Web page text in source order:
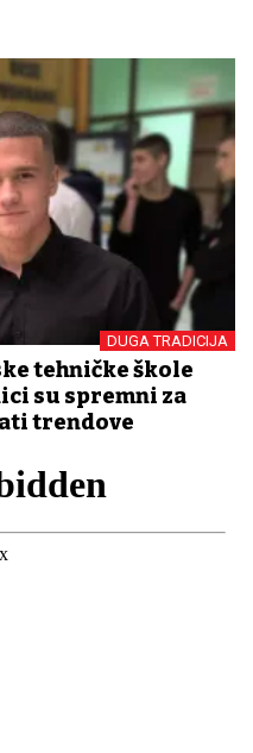
DUGA TRADICIJA
tehničke škole
su spremni za
trendove